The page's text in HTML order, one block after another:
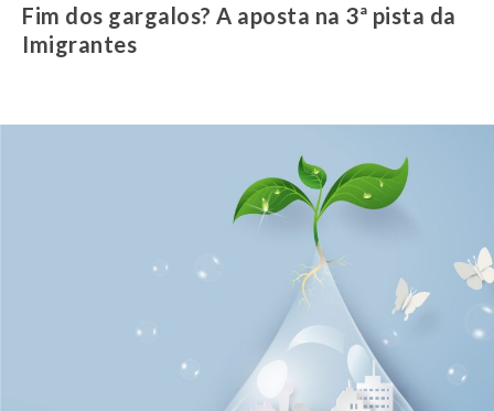
Fim dos gargalos? A aposta na 3ª pista da
Imigrantes